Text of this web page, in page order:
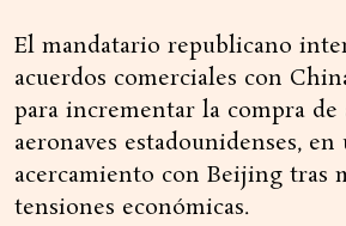
El mandatario republicano
acuerdos comerciales con
para incrementar la compra
aeronaves estadounidenses, en
acercamiento con Beijing tras
tensiones económicas.